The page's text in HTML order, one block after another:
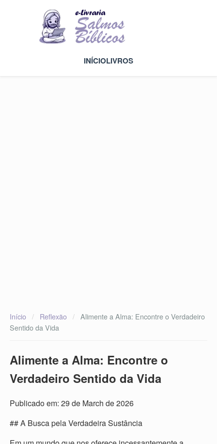
INÍCIOLIVROS
Início / Reflexão / Alimente a Alma: Encontre o Verdadeiro
Sentido da Vida
Alimente a Alma: Encontre o
Verdadeiro Sentido da Vida
Publicado em: 29 de March de 2026
## A Busca pela Verdadeira Sustância